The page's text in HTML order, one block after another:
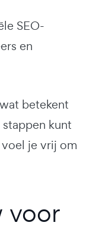
SEO-
en
betekent
kunt
je vrij om
voor